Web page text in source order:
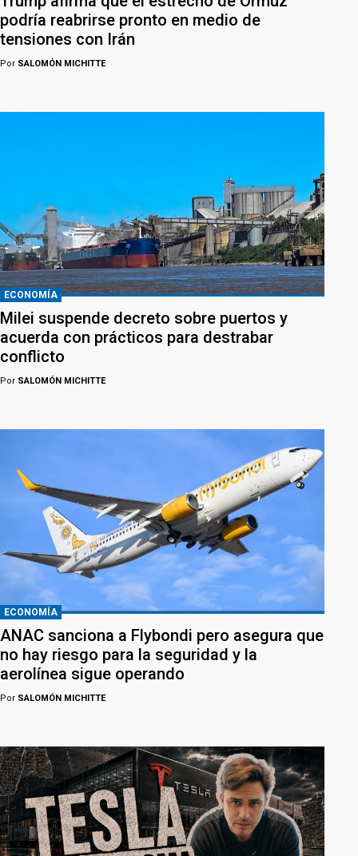
podría reabrirse pronto en medio de
tensiones con Irán
Por SALOMÓN MICHITTE
ECONOMÍA
Milei suspende decreto sobre puertos y
acuerda con prácticos para destrabar
conflicto
Por SALOMÓN MICHITTE
ECONOMÍA
ANAC sanciona a Flybondi pero asegura que
no hay riesgo para la seguridad y la
aerolínea sigue operando
Por SALOMÓN MICHITTE